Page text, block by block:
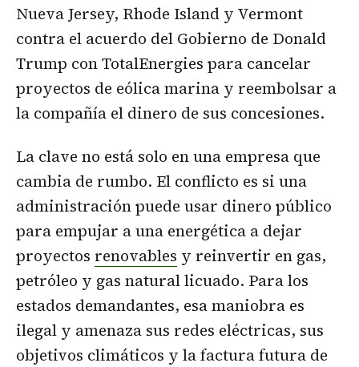
Nueva Jersey, Rhode Island y Vermont
contra el acuerdo del Gobierno de Donald
Trump con TotalEnergies para cancelar
proyectos de eólica marina y reembolsar a
la compañía el dinero de sus concesiones.
La clave no está solo en una empresa que
cambia de rumbo. El conflicto es si una
administración puede usar dinero público
para empujar a una energética a dejar
proyectos renovables y reinvertir en gas,
petróleo y gas natural licuado. Para los
estados demandantes, esa maniobra es
ilegal y amenaza sus redes eléctricas, sus
objetivos climáticos y la factura futura de